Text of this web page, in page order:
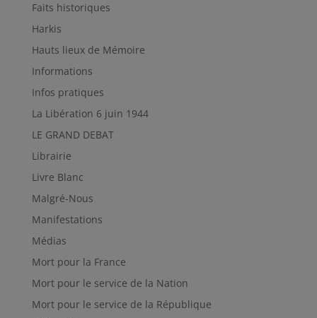
Faits historiques
Harkis
Hauts lieux de Mémoire
Informations
Infos pratiques
La Libération 6 juin 1944
LE GRAND DEBAT
Librairie
Livre Blanc
Malgré-Nous
Manifestations
Médias
Mort pour la France
Mort pour le service de la Nation
Mort pour le service de la République